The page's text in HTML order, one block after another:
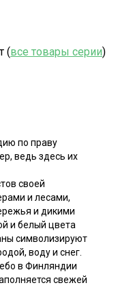
(все товары серии)
по праву
ведь здесь их
своей
и лесами,
и дикими
и белый цвета
символизируют
воду и снег.
в Финляндии
свежей